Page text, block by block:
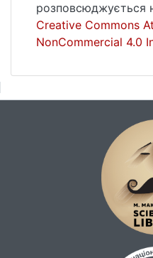
розповсюджується
Creative Commons
NonCommercial 4.0